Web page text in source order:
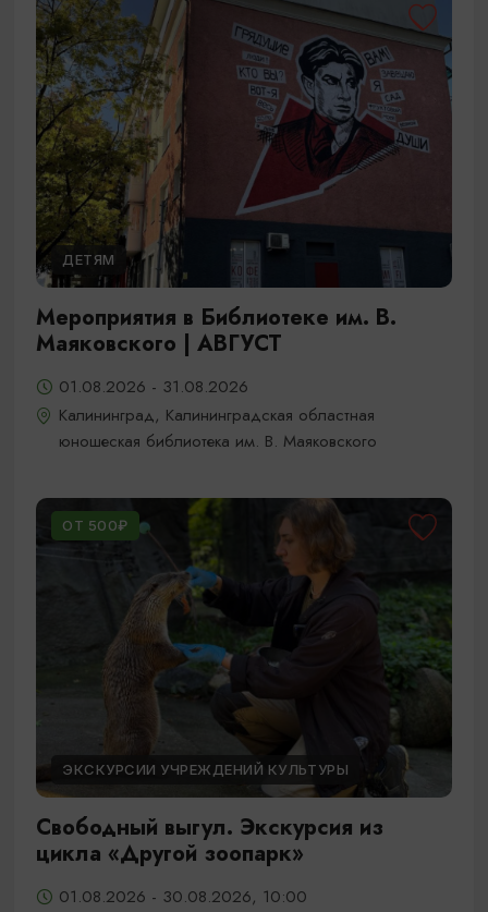
ДЕТЯМ
Мероприятия в Библиотеке им. В.
Маяковского | АВГУСТ
01.08.2026 - 31.08.2026
Калининград, Калининградская областная
юношеская библиотека им. В. Маяковского
ОТ 500₽
ЭКСКУРСИИ УЧРЕЖДЕНИЙ КУЛЬТУРЫ
Свободный выгул. Экскурсия из
цикла «Другой зоопарк»
01.08.2026 - 30.08.2026, 10:00